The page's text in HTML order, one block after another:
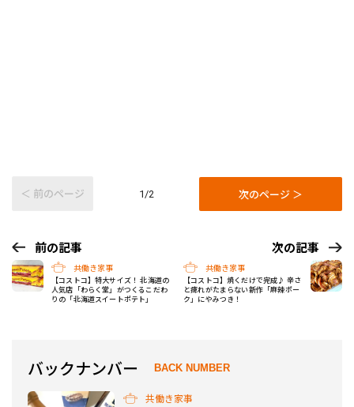
＜ 前のページ 1/2 次のページ ＞
前の記事
共働き家事
【コストコ】特大サイズ！ 北海道の
人気店「わらく堂」がつくるこだわ
りの「北海道スイートポテト」
次の記事
共働き家事
【コストコ】焼くだけで完成♪ 辛さ
と痺れがたまらない新作「麻辣ポー
ク」にやみつき！
バックナンバー BACK NUMBER
共働き家事